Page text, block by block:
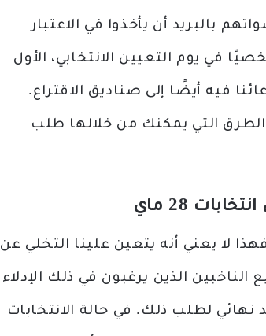
بالبريد أن يأخذوا في الاعتبار
في يوم التعيين الانتخابي، الأول
فيه أيضًا إلى صناديق الاقتراع.
التي يمكنك من خلالها طلب
28 ماي
مكان إقامتنا في 28 مايو، فهذا لا يعني أنه يتعين علينا التخلي عن
الذين يرغبون في ذلك الإدلاء
نهائي لطلب ذلك. في حالة الانتخابات